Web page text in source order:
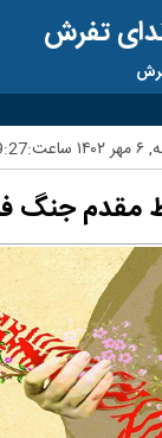
تفرش
مقدم جنگ